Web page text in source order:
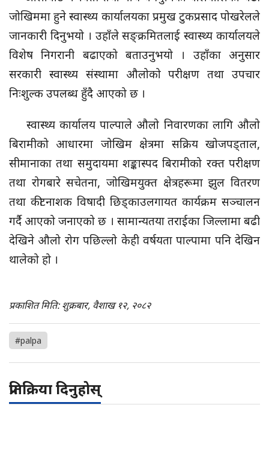
जोखिममा हुने स्वास्थ्य कार्यालयका प्रमुख टुकप्रसाद पोखरेलले
जानकारी दिनुभयो । उहाँले सङ्क्रमितलाई स्वास्थ्य कार्यालयले
विशेष निगरानी बढाएको बताउनुभयो । उहाँका अनुसार
सरकारी स्वास्थ्य संस्थामा औलोको परीक्षण तथा उपचार
निःशुल्क उपलब्ध हुँदै आएको छ ।
स्वास्थ्य कार्यालय पाल्पाले औलो निवारणका लागि औलो
बिरामीको आधारमा जोखिम क्षेत्रमा सक्रिय खोजपड्ताल,
सीमानाका तथा समुदायमा शङ्कास्पद बिरामीको रक्त परीक्षण
तथा रोगबारे सचेतना, जोखिमयुक्त क्षेत्रहरूमा झुल वितरण
तथा कीटनाशक विषादी छिड्काउलगायत कार्यक्रम सञ्चालन
गर्दै आएको जनाएको छ । सामान्यतया तराईका जिल्लामा बढी
देखिने औलो रोग पछिल्लो केही वर्षयता पाल्पामा पनि देखिन
थालेको हो ।
प्रकाशित मिति: शुक्रबार, वैशाख १२, २०८२
#palpa
प्रतिक्रिया दिनुहोस्